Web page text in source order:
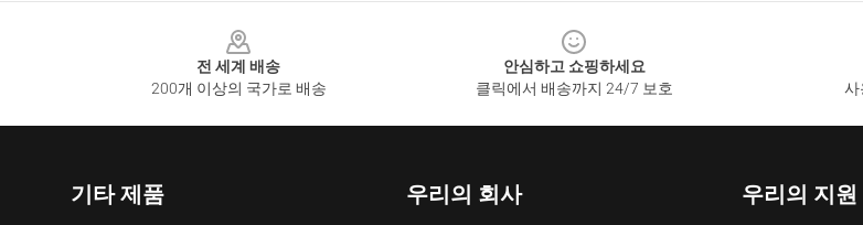
전 세계 배송
200개 이상의 국가로 배송
안심하고 쇼핑하세요
클릭에서 배송까지 24/7 보호
사
기타 제품 우리의 회사 우리의 지원